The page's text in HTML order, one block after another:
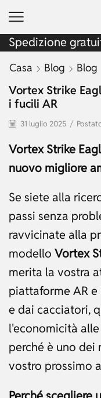
Spedizione
Casa Blog Blog
Vortex Strike
i fucili AR
31 luglio 2025 /
Vortex Strike
nuovo migliore
Se siete alla
passi senza
ravvicinate alla
modello Vortex
merita la vostra
piattaforme AR
e dai cacciatori,
l'economicità
perché è uno
vostro prossimo